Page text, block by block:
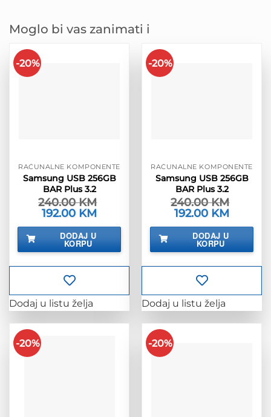
Moglo bi vas zanimati i
-20%
RAČUNALNE KOMPONENTE
Samsung USB 256GB
BAR Plus 3.2
240.00KM
Izvorna
cijena
bila
240.00 KM.
192.00 KM
je:
DODAJ U
KORPU
Dodaj u listu želja
-20%
RAČUNALNE KOMPONENTE
Samsung USB 256GB
BAR Plus 3.2
240.00KM
Izvorna
cijena
bila
240.00 KM.
192.00 KM
je:
DODAJ U
KORPU
Dodaj u listu želja
-20% -20%